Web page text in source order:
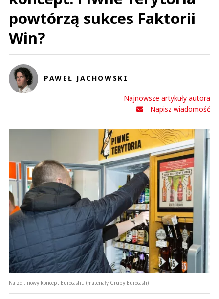
powtórzą sukces Faktorii
Win?
PAWEŁ JACHOWSKI
Najnowsze artykuły autora
Napisz wiadomość
Na zdj. nowy koncept Eurocashu (materiały Grupy Eurocash)